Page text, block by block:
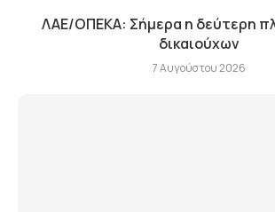
ΛΑΕ/ΟΠΕΚΑ: Σήμερα η δεύτερη
δικαιούχων
7 Αυγούστου 2026